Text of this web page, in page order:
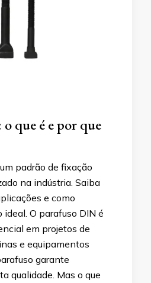
que é e por que
padrão de fixação
na indústria. Saiba
e como
ideal. O parafuso DIN é
em projetos de
e equipamentos
garante
qualidade. Mas o que